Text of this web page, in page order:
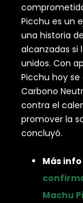
Picchu es un
una historia
alcanzadas si
unidos. Con
Picchu hoy
Carbono
contra el
promover la
concluyó.
Más
Machu